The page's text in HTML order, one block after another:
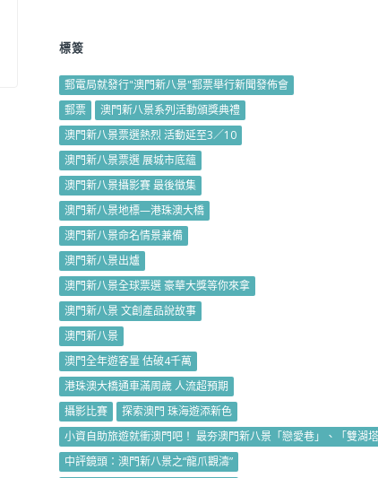
標簽
郵電局就發行"澳門新八景"郵票舉行新聞發佈會
郵票
澳門新八景系列活動頒獎典禮
澳門新八景票選熱烈 活動延至3／10
澳門新八景票選 展城市底蘊
澳門新八景攝影賽 最後徵集
澳門新八景地標—港珠澳大橋
澳門新八景命名情景兼備
澳門新八景出爐
澳門新八景全球票選 豪華大獎等你來拿
澳門新八景 文創產品說故事
澳門新八景
澳門全年遊客量 估破4千萬
港珠澳大橋通車滿周歲 人流超預期
攝影比賽
探索澳門 珠海遊添新色
小資自助旅遊就衝澳門吧！ 最夯澳門新八景「戀愛巷」、「雙湖
中評鏡頭：澳門新八景之“龍爪觀濤”